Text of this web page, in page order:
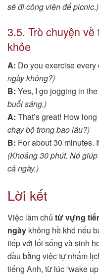
sẽ đi công viên để picnic.)
3.5. Trò chuyện
khỏe
A: Do you exercise every
ngày không?)
B: Yes, I go jogging in
buổi sáng.)
A: That’s great! How
chạy bộ trong bao lâu?)
B: For about 30 minutes.
(Khoảng 30 phút. Nó
cả ngày.)
Lời kết
Việc làm chủ từ vựng
ngày không hề khó nếu
tiếp với lối sống và sinh
đầu bằng việc tự nhẩm
tiếng Anh, từ lúc “wake